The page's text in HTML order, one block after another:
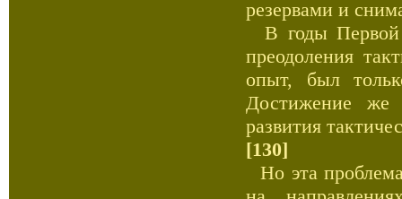
резервами и
В годы Первой
преодоления
опыт, был
Достижение же
развития
[130]
Но эта